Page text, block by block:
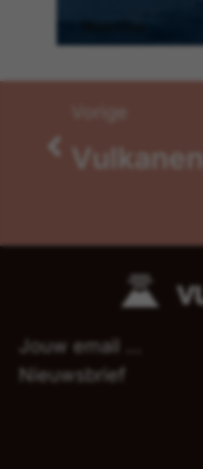
Vulkanen
Nieuwsbrief